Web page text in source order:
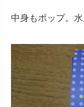
中身もポップ。